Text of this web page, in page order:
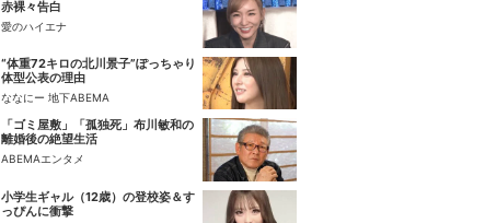
赤裸々告白
愛のハイエナ
“体重72キロの北川景子”ぽっちゃり
体型公表の理由
ななにー 地下ABEMA
「ゴミ屋敷」「孤独死」布川敏和の
離婚後の絶望生活
ABEMAエンタメ
小学生ギャル（12歳）の登校姿＆す
っぴんに衝撃